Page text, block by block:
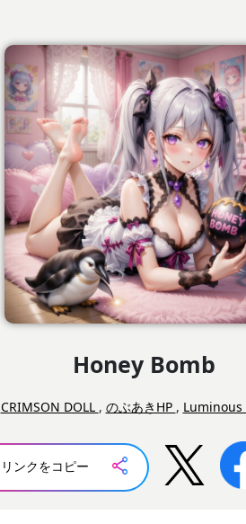
Honey Bomb
CRIMSON DOLL , のぶあきHP , Luminous
リンクをコピー